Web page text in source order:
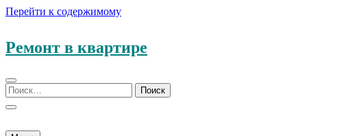
Перейти к содержимому
Ремонт в квартире